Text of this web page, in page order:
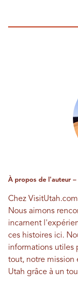
À propos de l'auteur –
Chez
Nous aimons
incarnent
ces histoires ici.
informations utiles
tout, notre mission
Utah grâce à un